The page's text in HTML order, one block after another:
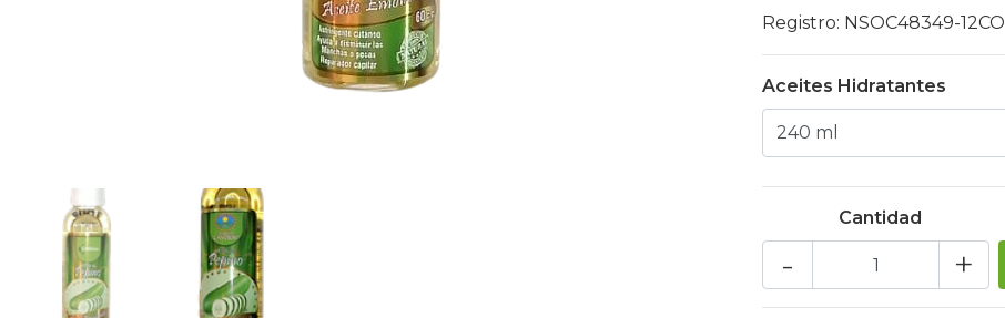
Registro: NSOC48349-12CO
Aceites Hidratantes
Cantidad
+
-